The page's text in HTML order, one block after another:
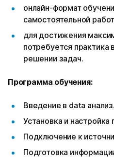
онлайн-формат
самостоятельной
для достижения
потребуется практика
решении задач.
Программа обучения:
Введение в data анализ.
Установка и
Подключение к
Подготовка